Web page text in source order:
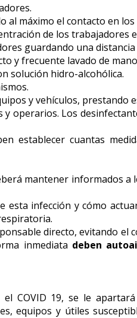
al máximo el contacto en los
de los trabajadores
guardando una
y frecuente lavado de
solución hidro-alcohólica.
y vehículos, prestando
operarios. Los
establecer cuantas
mantener informados
infección y cómo
directo, evitando el
inmediata deben
COVID 19, se le
equipos y útiles